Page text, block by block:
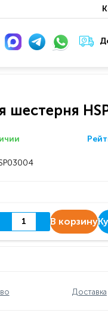
шестерня
В корзину
Доставка